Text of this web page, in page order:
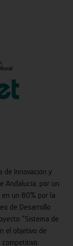
de Innovación y
Andalucía, por un
en un 80% por la
de Desarrollo
“Sistema de
el objetivo de